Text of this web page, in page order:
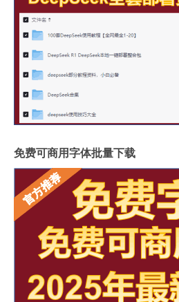
免费可商用字体批量下载